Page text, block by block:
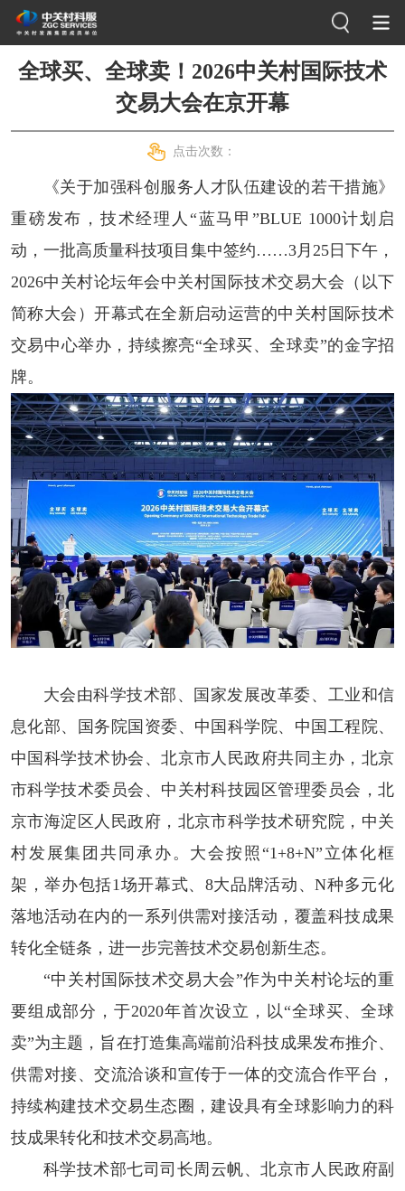
全球买、全球卖！2026中关村国际技术
交易大会在京开幕
点击次数：
《关于加强科创服务人才队伍建设的若干措施》
重磅发布，技术经理人“蓝马甲”BLUE 1000计划启
动，一批高质量科技项目集中签约……3月25日下午，
2026中关村论坛年会中关村国际技术交易大会（以下
简称大会）开幕式在全新启动运营的中关村国际技术
交易中心举办，持续擦亮“全球买、全球卖”的金字招
牌。
大会由科学技术部、国家发展改革委、工业和信
息化部、国务院国资委、中国科学院、中国工程院、
中国科学技术协会、北京市人民政府共同主办，北京
市科学技术委员会、中关村科技园区管理委员会，北
京市海淀区人民政府，北京市科学技术研究院，中关
村发展集团共同承办。大会按照“1+8+N”立体化框
架，举办包括1场开幕式、8大品牌活动、N种多元化
落地活动在内的一系列供需对接活动，覆盖科技成果
转化全链条，进一步完善技术交易创新生态。
“中关村国际技术交易大会”作为中关村论坛的重
要组成部分，于2020年首次设立，以“全球买、全球
卖”为主题，旨在打造集高端前沿科技成果发布推介、
供需对接、交流洽谈和宣传于一体的交流合作平台，
持续构建技术交易生态圈，建设具有全球影响力的科
技成果转化和技术交易高地。
科学技术部七司司长周云帆、北京市人民政府副